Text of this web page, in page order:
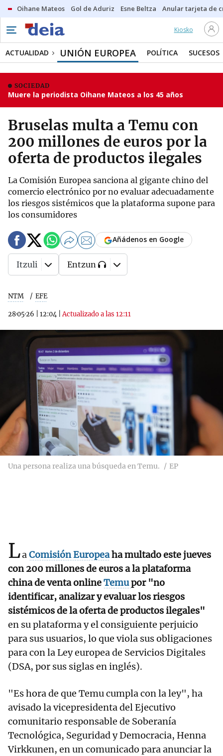
Oihane Mateos Gol de Aduriz Esne Beltza Anular tarjeta de
Kiosko
ACTUALIDAD UNIÓN EUROPEA POLÍTICA SUCESOS
SOCIEDAD
Muere la periodista Oihane Mateos a los 45 años
Bruselas multa a Temu con
200 millones de euros por la
oferta de productos ilegales
La Comisión Europea sanciona al gigante chino del
comercio electrónico por no evaluar adecuadamente
los riesgos sistémicos que la plataforma supone para
los consumidores
NTM EFE
28·05·26 12:04 |Actualizado a las 12:11
Añádenos en Google
Itzuli Entzun
Una persona realiza una búsqueda en Temu. EP
LaComisión Europeaha multado este jueves
con 200 millones de euros a la plataforma
china de venta onlineTemupor "no
identificar, analizar y evaluar los riesgos
sistémicos de la oferta de productos ilegales"
en su plataforma y el consiguiente perjuicio
para sus usuarios, lo que viola sus obligaciones
para con la Ley europea de Servicios Digitales
(DSA, por sus siglas en inglés).
"Es hora de que Temu cumpla con la ley", ha
avisado la vicepresidenta del Ejecutivo
comunitario responsable de Soberanía
Tecnológica, Seguridad y Democracia, Henna
Virkkunen, en un comunicado para anunciar la